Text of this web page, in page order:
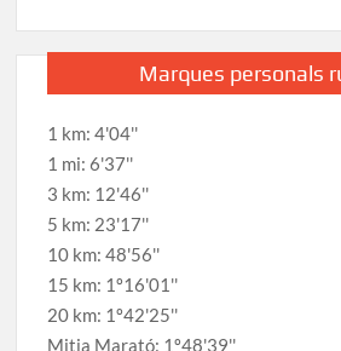
Marques personals
1 km: 4'04''
1 mi: 6'37''
3 km: 12'46''
5 km: 23'17''
10 km: 48'56''
15 km: 1º16'01''
20 km: 1º42'25''
Mitja Marató: 1º48'39''